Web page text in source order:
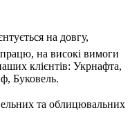
на довгу,
на високі вимоги
клієнтів: Укрнафта,
Буковель.
та облицювальних